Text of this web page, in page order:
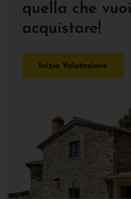
quella che vuoi
acquistare!
Inizia Valutazione